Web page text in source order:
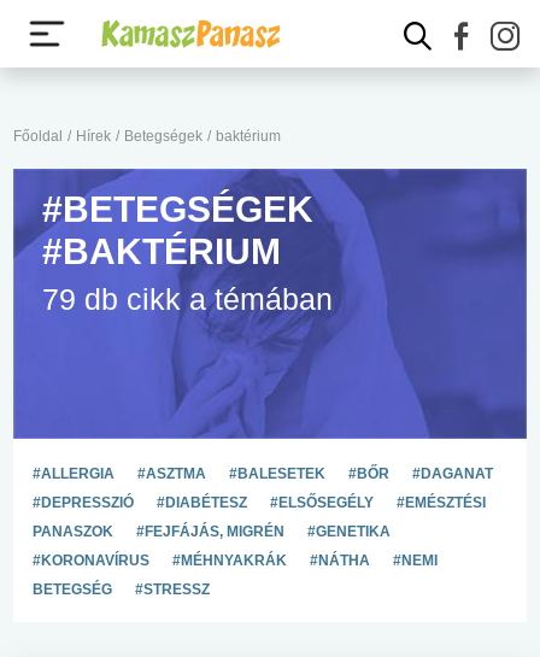
Főoldal / Hírek / Betegségek / baktérium
#BETEGSÉGEK
#BAKTÉRIUM
79 db cikk a témában
#ALLERGIA #ASZTMA #BALESETEK #BŐR
#DAGANAT
#DEPRESSZIÓ
#DIABÉTESZ #ELSŐSEGÉLY
#EMÉSZTÉSI
PANASZOK
#FEJFÁJÁS, MIGRÉN
#GENETIKA
#KORONAVÍRUS
#MÉHNYAKRÁK #NÁTHA
#NEMI
BETEGSÉG
#STRESSZ